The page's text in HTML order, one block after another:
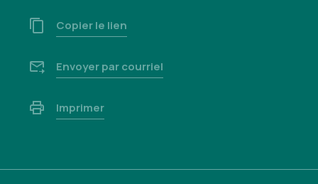
Copier le lien
Envoyer par courriel
Imprimer